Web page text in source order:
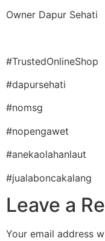
Owner Dapur Sehati
#TrustedOnlineShop
#dapursehati
#nomsg
#nopengawet
#anekaolahanlaut
#jualaboncakalang
Leave a
Your email address